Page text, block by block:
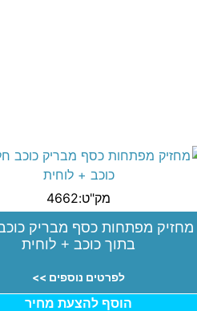
מק"ט:4662
מחזיק מפתחות כסף מבריק
בתוך כוכב + לוחית
לפרטים נוספים >>
הוסף להצעת מחיר